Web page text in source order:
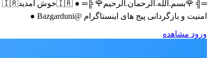
امنیت و بازگردانی پیج های اینستاگرام @Bazgarduni ●
ورود مشاهده